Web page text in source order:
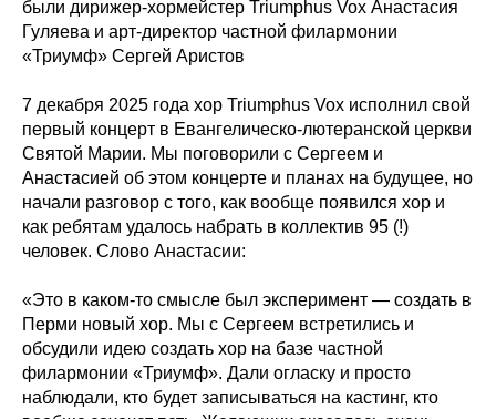
были дирижер-хормейстер Triumphus Vox Анастасия
Гуляева и арт-директор частной филармонии
«Триумф» Сергей Аристов
7 декабря 2025 года хор Triumphus Vox исполнил свой
первый концерт в Евангелическо-лютеранской церкви
Святой Марии. Мы поговорили с Сергеем и
Анастасией об этом концерте и планах на будущее, но
начали разговор с того, как вообще появился хор и
как ребятам удалось набрать в коллектив 95 (!)
человек. Слово Анастасии:
«Это в каком-то смысле был эксперимент — создать в
Перми новый хор. Мы с Сергеем встретились и
обсудили идею создать хор на базе частной
филармонии «Триумф». Дали огласку и просто
наблюдали, кто будет записываться на кастинг, кто